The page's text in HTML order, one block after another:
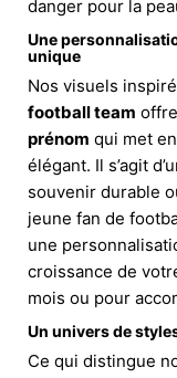
danger pour la
Une
unique
Nos visuels
football team
prénom qui met
élégant. Il s’agit
souvenir durable
jeune fan de
une
croissance de
mois ou pour
Un univers de
Ce qui distingue